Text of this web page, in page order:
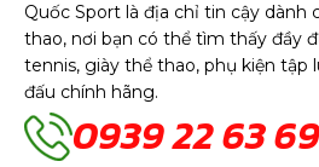
Quốc Sport là địa chỉ tin cậy dành
thao, nơi bạn có thể tìm thấy đầy
tennis, giày thể thao, phụ kiện tập
đấu chính hãng.
0939 22 63 69